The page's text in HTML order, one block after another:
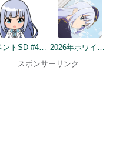
トSD #403
2026年ホワイトデートップ画面
スポンサーリンク